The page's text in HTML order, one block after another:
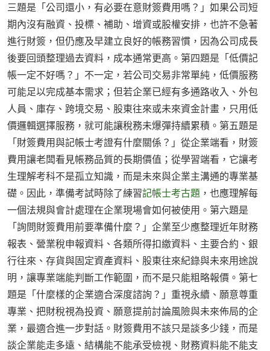
三題是「公司還小，有必要在意財簽費用嗎？」如果公司短
期內沒有融資、投標、補助、增資或股權安排，也許不急著
進行財簽，但仍應及早建立良好的帳務習慣，因為公司成長
後要回頭整理過去資料，成本通常更高。第四題是「低價記
帳一定不好嗎？」不一定，若公司交易非常單純，低價服務
可能足以完成基本需求；但若企業已經有多通路收入、外包
人員、庫存、跨境交易、股東往來或未來資金計畫，只用低
價邏輯選擇服務，就可能讓稅務未爆彈持續累積。第五題是
「財簽費用與記帳士考證有什麼關係？」從企業端看，財簽
費用讓老闆看見帳務品質的長期價值；從學習端看，它讓考
生理解考科不是孤立知識，而是未來與企業主溝通的專業基
礎。因此，準備考試時除了練習記帳士考古題 ，也應理解每
一個法規與會計處理在企業現場會如何被使用。第六題是
「詢問財簽費用前要準備什麼？」企業至少應整理近年財務
報表、營業稅申報資料、各類所得扣繳資料、主要合約、銀
行往來、存貨與固定資產資料、股東往來紀錄與未來用途說
明，讓專業端能判斷工作範圍，而不是只能粗略報價。第七
題是「什麼樣的企業適合深度諮詢？」重視永續、願意尊重
專業、把財稅視為投資、願意提前討論風險與未來佈局的企
業，最適合進一步對話。財簽費用不該只是談多少錢，而是
談企業能走多遠、結構能不能承受檢視、財務資料能不能支